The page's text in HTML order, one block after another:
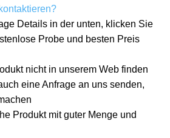
Details in der unten, klicken Sie
Probe und besten Preis
nicht in unserem Web finden
eine Anfrage an uns senden,
Produkt mit guter Menge und